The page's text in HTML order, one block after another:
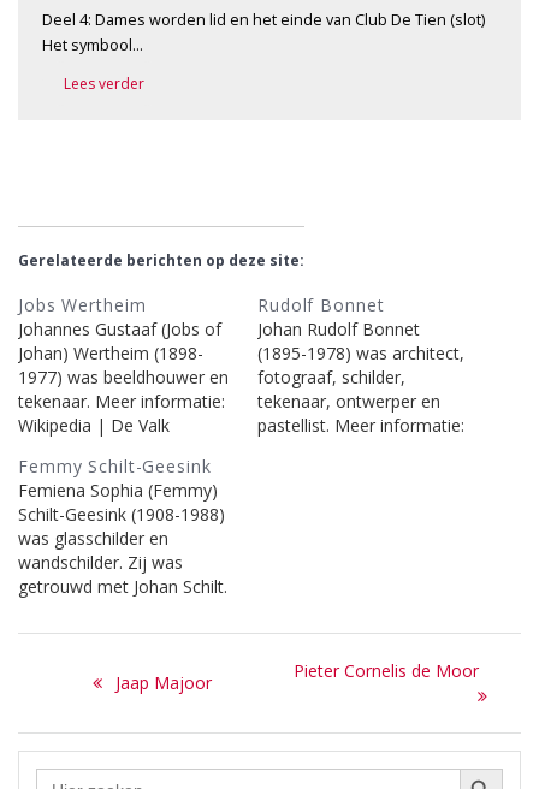
Deel 4: Dames worden lid en het einde van Club De Tien (slot)
Het symbool…
Lees verder
Gerelateerde berichten op deze site:
Jobs Wertheim
Johannes Gustaaf (Jobs of
Johan) Wertheim (1898-
1977) was beeldhouwer en
tekenaar. Meer informatie:
Wikipedia | De Valk
onderstaande berichten op
deze site.
Rudolf Bonnet
Johan Rudolf Bonnet
(1895-1978) was architect,
fotograaf, schilder,
tekenaar, ontwerper en
pastellist. Meer informatie:
Femmy Schilt-Geesink
Femiena Sophia (Femmy)
Schilt-Geesink (1908-1988)
was glasschilder en
wandschilder. Zij was
getrouwd met Johan Schilt.
| De Valk Lexicon | RKD
op deze site.
navigatie
Previous
Jaap Majoor
Next
Pieter Cornelis de Moor
Zoek Zoekknop